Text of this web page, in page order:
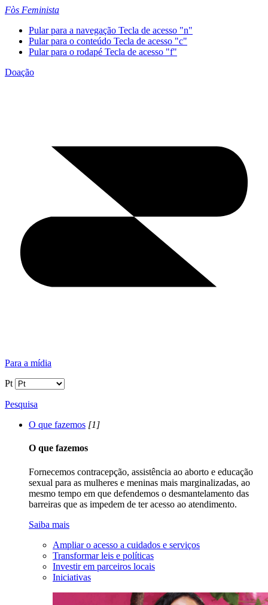
Fòs Feminista
Pular para a navegação Tecla de acesso "n"
Pular para o conteúdo Tecla de acesso "c"
Pular para o rodapé Tecla de acesso "f"
Doação
Para a mídia
Pt
Pesquisa
O que fazemos [1]
O que fazemos
Fornecemos contracepção, assistência ao aborto e educação
sexual para as mulheres e meninas mais marginalizadas, ao
mesmo tempo em que defendemos o desmantelamento das
barreiras que as impedem de ter acesso ao atendimento.
Saiba mais
Ampliar o acesso a cuidados e serviços
Transformar leis e políticas
Investir em parceiros locais
Iniciativas